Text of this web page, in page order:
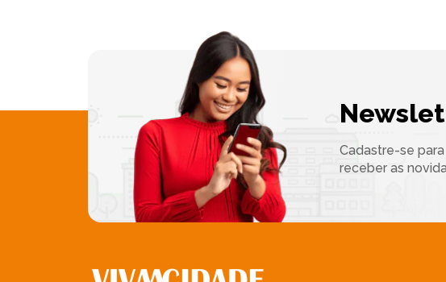
Cadastre-se para
receber as